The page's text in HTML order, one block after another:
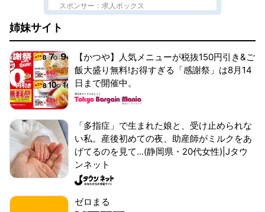
スポンサー：求人ボックス
姉妹サイト
【かつや】人気メニューが税抜150円引き&ご
飯大盛り無料!お得すぎる「感謝祭」は8月14
日まで開催中。
「多指症」で生まれた娘と、受け止められな
い私。産後初めての夜、助産師がミルクをあ
げてるのを見て...(静岡県・20代女性)|Jタウ
ンネット
ゼロまる